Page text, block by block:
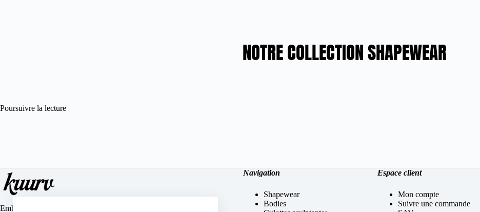
NOTRE COLLECTION SHAPEWEAR
Poursuivre la lecture
Embrassez votre silhouette avec élégance et confort grâce à notre
Navigation
Shapewear
Bodies
Espace client
Mon compte
Suivre une commande